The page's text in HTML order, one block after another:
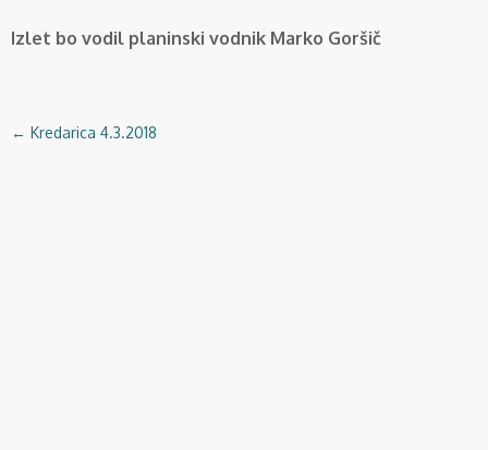
Izlet bo vodil planinski vodnik Marko Goršič
Navigacija
← Kredarica 4.3.2018